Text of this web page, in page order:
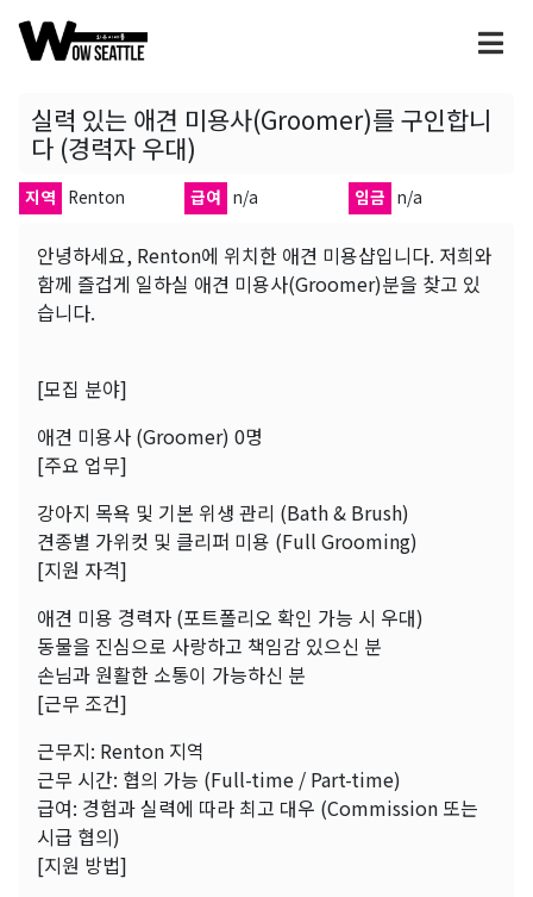
실력 있는 애견 미용사(Groomer)를 구인합니
다 (경력자 우대)
지역 Renton 급여 n/a 임금 n/a
안녕하세요, Renton에 위치한 애견 미용샵입니다. 저희와
함께 즐겁게 일하실 애견 미용사(Groomer)분을 찾고 있
습니다.
[모집 분야]
애견 미용사 (Groomer) 0명
[주요 업무]
강아지 목욕 및 기본 위생 관리 (Bath & Brush)
견종별 가위컷 및 클리퍼 미용 (Full Grooming)
[지원 자격]
애견 미용 경력자 (포트폴리오 확인 가능 시 우대)
동물을 진심으로 사랑하고 책임감 있으신 분
손님과 원활한 소통이 가능하신 분
[근무 조건]
근무지: Renton 지역
근무 시간: 협의 가능 (Full-time / Part-time)
급여: 경험과 실력에 따라 최고 대우 (Commission 또는
시급 협의)
[지원 방법]